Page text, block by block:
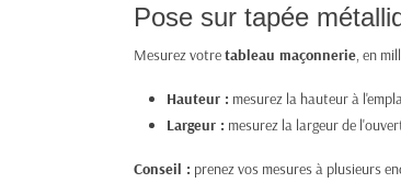
Pose sur tapée
Mesurez votretableau maçonnerie, en
Hauteur : mesurez la hauteur à
Largeur : mesurez la largeur de
Conseil : prenez vos mesures à plusieurs